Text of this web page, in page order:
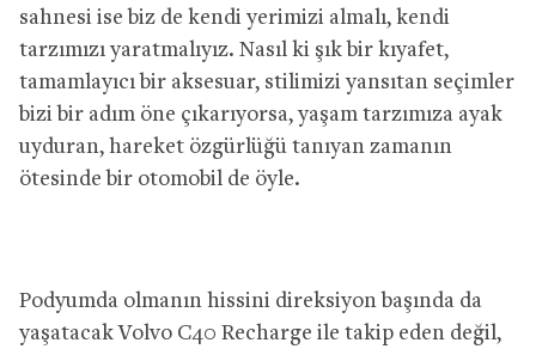
sahnesi ise biz de kendi yerimizi almalı, kendi
tarzımızı yaratmalıyız. Nasıl ki şık bir kıyafet,
tamamlayıcı bir aksesuar, stilimizi yansıtan seçimler
bizi bir adım öne çıkarıyorsa, yaşam tarzımıza ayak
uyduran, hareket özgürlüğü tanıyan zamanın
ötesinde bir otomobil de öyle.
Podyumda olmanın hissini direksiyon başında da
yaşatacak Volvo C40 Recharge ile takip eden değil,